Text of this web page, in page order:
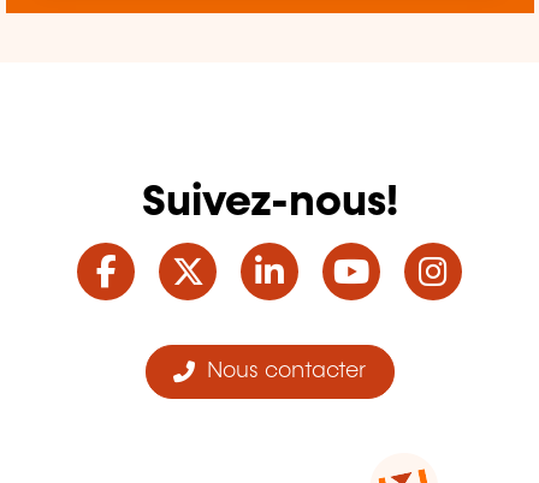
Suivez-nous!
Facebook
TwitterLinkedInYouTube
Nous contacter